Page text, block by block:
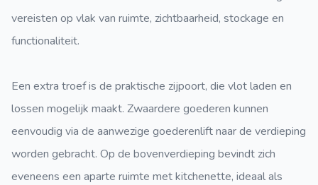
vereisten op vlak van ruimte, zichtbaarheid, stockage en
functionaliteit.
Een extra troef is de praktische zijpoort, die vlot laden en
lossen mogelijk maakt. Zwaardere goederen kunnen
eenvoudig via de aanwezige goederenlift naar de verdieping
worden gebracht. Op de bovenverdieping bevindt zich
eveneens een aparte ruimte met kitchenette, ideaal als